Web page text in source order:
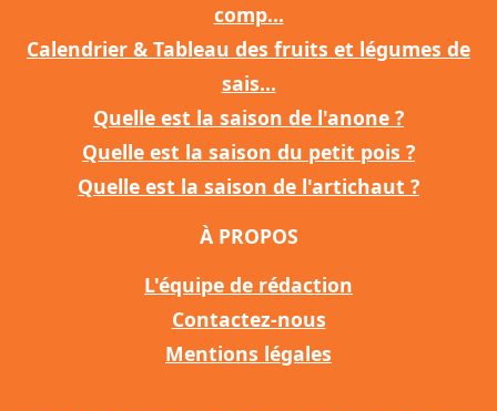
comp...
Calendrier & Tableau des fruits et légumes de
sais...
Quelle est la saison de l'anone ?
Quelle est la saison du petit pois ?
Quelle est la saison de l'artichaut ?
À PROPOS
L'équipe de rédaction
Contactez-nous
Mentions légales